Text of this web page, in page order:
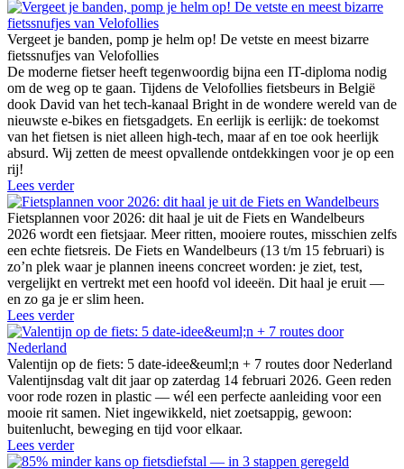
Vergeet je banden, pomp je helm op! De vetste en meest bizarre
fietssnufjes van Velofollies
De moderne fietser heeft tegenwoordig bijna een IT-diploma nodig
om de weg op te gaan. Tijdens de Velofollies fietsbeurs in België
dook David van het tech-kanaal Bright in de wondere wereld van de
nieuwste e-bikes en fietsgadgets. En eerlijk is eerlijk: de toekomst
van het fietsen is niet alleen high-tech, maar af en toe ook heerlijk
absurd. Wij zetten de meest opvallende ontdekkingen voor je op een
rij!
Lees verder
Fietsplannen voor 2026: dit haal je uit de Fiets en Wandelbeurs
2026 wordt een fietsjaar. Meer ritten, mooiere routes, misschien zelfs
een echte fietsreis. De Fiets en Wandelbeurs (13 t/m 15 februari) is
zo’n plek waar je plannen ineens concreet worden: je ziet, test,
vergelijkt en vertrekt met een hoofd vol ideeën. Dit haal je eruit —
en zo ga je er slim heen.
Lees verder
Valentijn op de fiets: 5 date-idee&euml;n + 7 routes door Nederland
Valentijnsdag valt dit jaar op zaterdag 14 februari 2026. Geen reden
voor rode rozen in plastic — wél een perfecte aanleiding voor een
mooie rit samen. Niet ingewikkeld, niet zoetsappig, gewoon:
buitenlucht, beweging en tijd voor elkaar.
Lees verder